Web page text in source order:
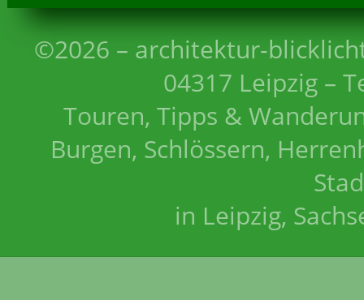
©2026 – architektur-
04317 Leipzig –
Touren, Tipps &
Burgen, Schlössern,
in Leipzig,